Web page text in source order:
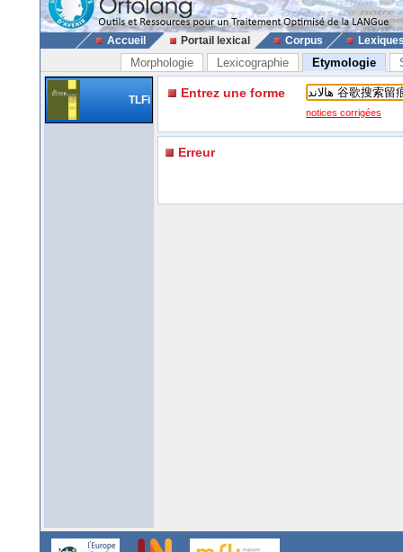
Accueil Portail lexical Corpus
Morphologie Lexicographie Etymologie
TLFi Entrez une forme
notices corrigées
Erreur